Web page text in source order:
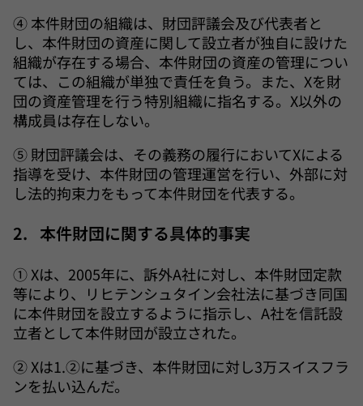
④ 本件財団の組織は、財団評議会及び代表者と
し、本件財団の資産に関して設立者が独自に設けた
組織が存在する場合、本件財団の資産の管理につい
ては、この組織が単独で責任を負う。また、Xを財
団の資産管理を行う特別組織に指名する。X以外の
構成員は存在しない。
⑤ 財団評議会は、その義務の履行においてXによる
指導を受け、本件財団の管理運営を行い、外部に対
し法的拘束力をもって本件財団を代表する。
2. 本件財団に関する具体的事実
① Xは、2005年に、訴外A社に対し、本件財団定款
等により、リヒテンシュタイン会社法に基づき同国
に本件財団を設立するように指示し、A社を信託設
立者として本件財団が設立された。
② Xは1.②に基づき、本件財団に対し3万スイスフラ
ンを払い込んだ。